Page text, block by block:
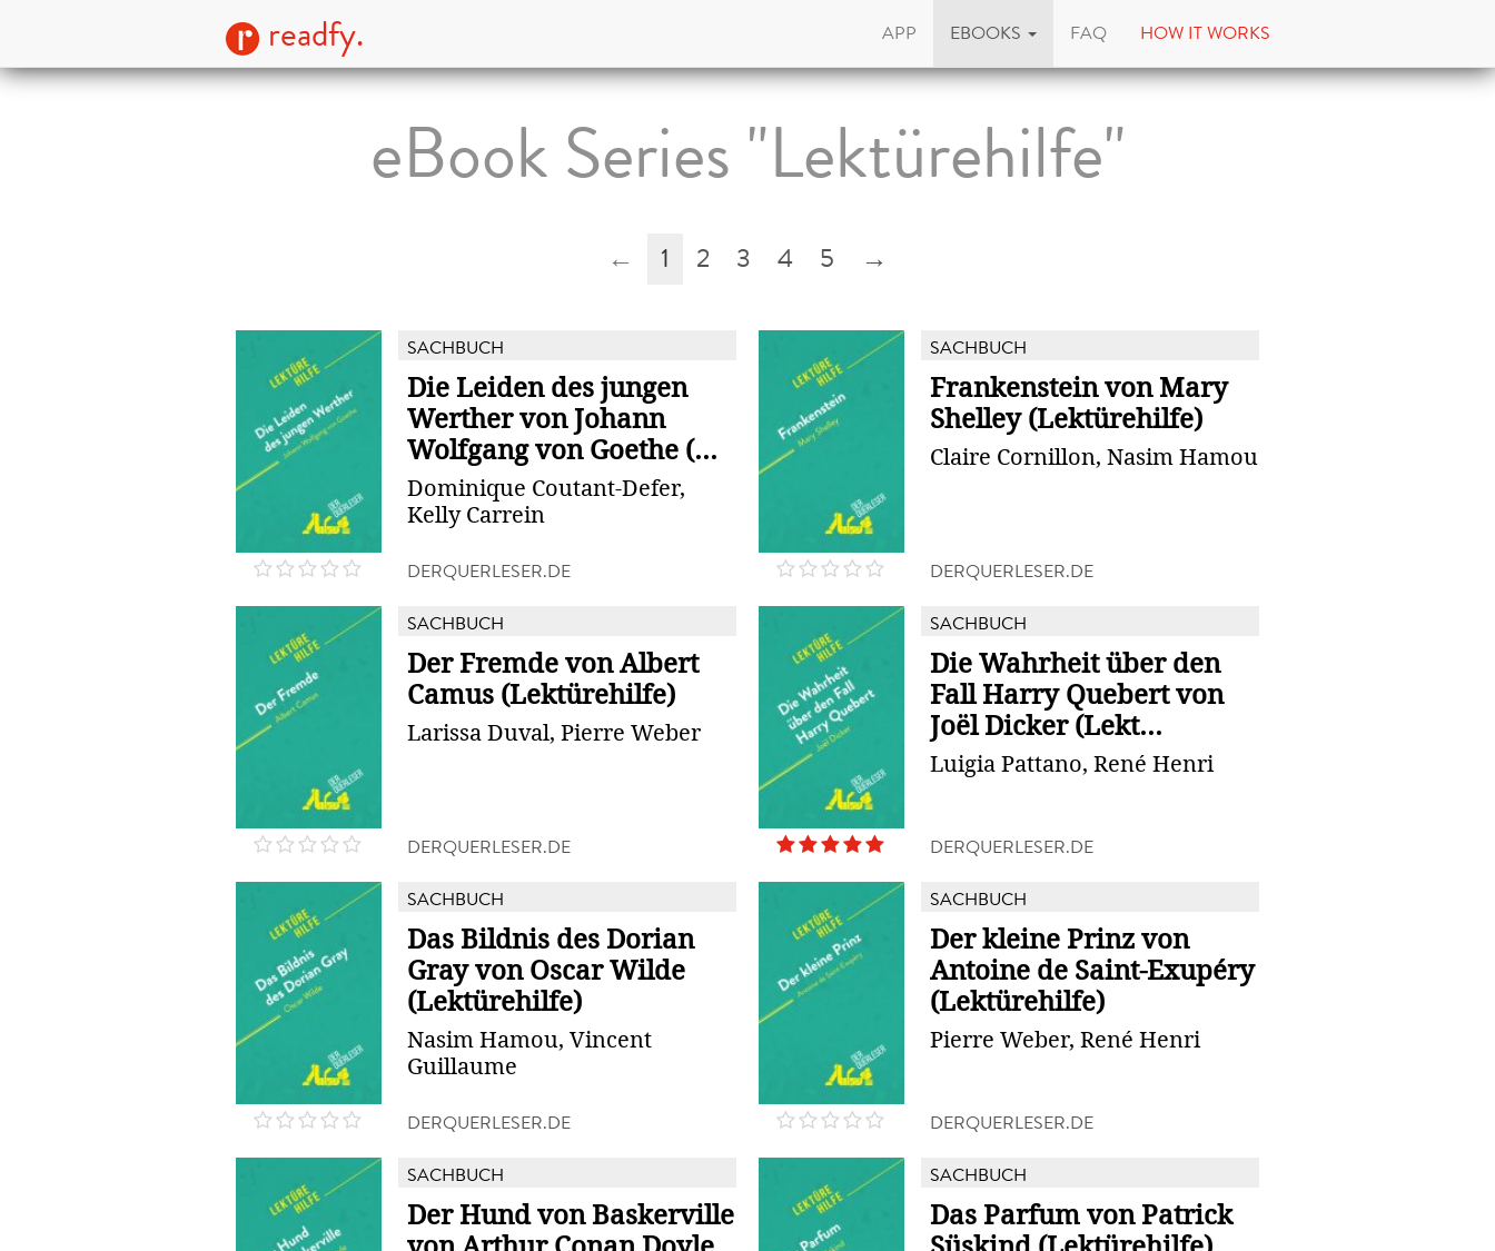
readfy. APP EBOOKS FAQ HOW IT WORKS
eBook Series "Lektürehilfe"
← 1 2 3 4 5 →
SACHBUCH
Die Leiden des jungen
Werther von Johann
Wolfgang von Goethe (...
Dominique Coutant-Defer,
Kelly Carrein
DERQUERLESER.DE
SACHBUCH
Frankenstein von Mary
Shelley (Lektürehilfe)
Claire Cornillon, Nasim Hamou
DERQUERLESER.DE
SACHBUCH
Der Fremde von Albert
Camus (Lektürehilfe)
Larissa Duval, Pierre Weber
DERQUERLESER.DE
SACHBUCH
Die Wahrheit über den
Fall Harry Quebert von
Joël Dicker (Lekt...
Luigia Pattano, René Henri
DERQUERLESER.DE
SACHBUCH
Das Bildnis des Dorian
Gray von Oscar Wilde
(Lektürehilfe)
Nasim Hamou, Vincent
Guillaume
DERQUERLESER.DE
SACHBUCH
Der kleine Prinz von
Antoine de Saint-Exupéry
(Lektürehilfe)
Pierre Weber, René Henri
DERQUERLESER.DE
SACHBUCH
Der Hund von Baskerville
SACHBUCH
Das Parfum von Patrick